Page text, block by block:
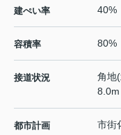
建ぺい率 40%
容積率 80%
接道状況
角地
都市計画 市街